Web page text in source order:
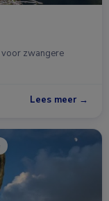
voor zwangere
Lees meer →